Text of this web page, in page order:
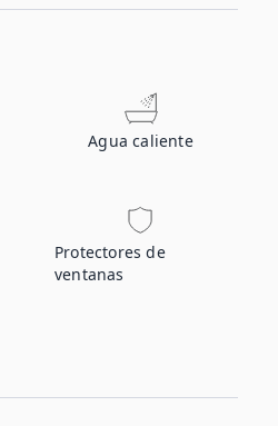
Agua caliente
Protectores de
ventanas